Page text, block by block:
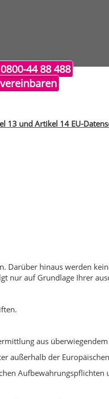
44 88 488
13 und Artikel 14 EU-
hinaus werden
nur auf Grundlage Ihrer
aus überwiegendem
außerhalb der
Aufbewahrungspflichten